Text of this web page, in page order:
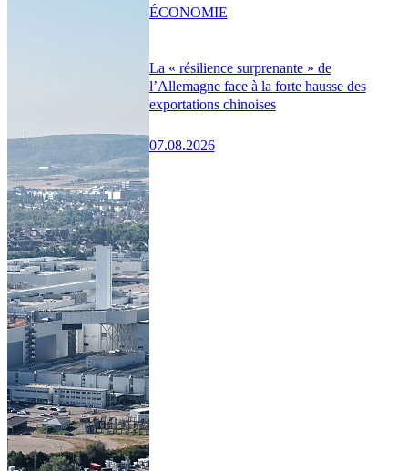
La « résilience surprenante » de
l’Allemagne face à la forte hausse des
exportations chinoises
07.08.2026
ÉCONOMIE